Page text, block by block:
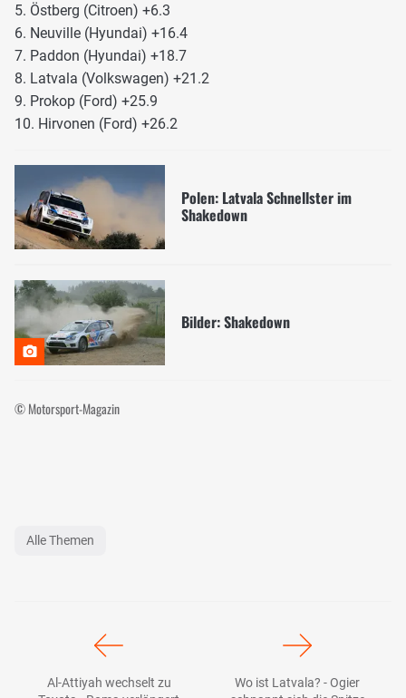
5. Östberg (Citroen) +6.3
6. Neuville (Hyundai) +16.4
7. Paddon (Hyundai) +18.7
8. Latvala (Volkswagen) +21.2
9. Prokop (Ford) +25.9
10. Hirvonen (Ford) +26.2
Polen: Latvala Schnellster im
Shakedown
Bilder: Shakedown
© Motorsport-Magazin
Alle Themen
Al-Attiyah wechselt zu
Wo ist Latvala? - Ogier